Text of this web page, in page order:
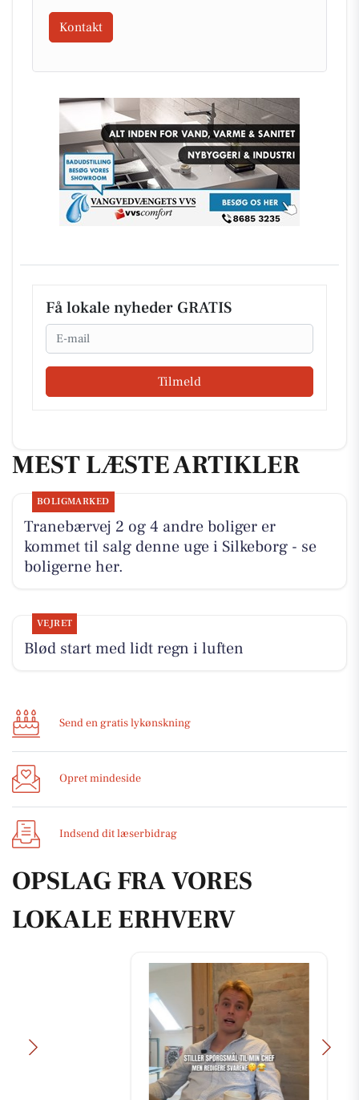
Kontakt
Få lokale nyheder GRATIS
Email
Tilmeld
MEST LÆSTE ARTIKLER
BOLIGMARKED
Tranebærvej 2 og 4 andre boliger er
kommet til salg denne uge i Silkeborg - se
boligerne her.
VEJRET
Blød start med lidt regn i luften
Send en gratis lykønskning
Opret mindeside
Indsend dit læserbidrag
OPSLAG FRA VORES
LOKALE ERHVERV